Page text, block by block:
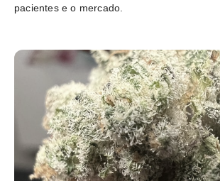
pacientes e o mercado.